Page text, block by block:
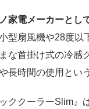
家電メーカーとし
型扇風機や28度以
な首掛け式の冷感
長時間の使用とい
ククーラーSlim